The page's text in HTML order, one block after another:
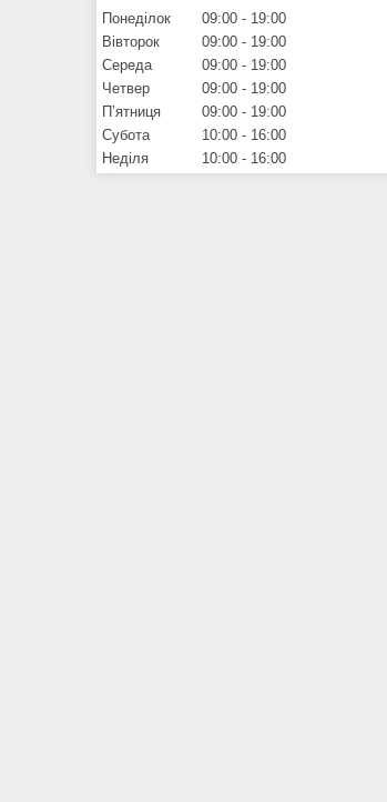
Понеділок 09:00
19:00
Вівторок
09:00
19:00
Середа
09:00
19:00
Четвер
09:00
19:00
Пʼятниця
09:00
19:00
Субота
10:00
16:00
Неділя
10:00 16:00